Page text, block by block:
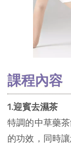
課程內容
1.迎賓去濕茶
特調的中草藥
的功效，同時